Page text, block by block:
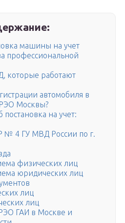
машины на учет
профессиональной
которые работают
автомобиля в
Москвы?
на учет:
4 ГУ МВД России по г.
физических лиц
юридических лиц
лиц
лиц
ГАИ в Москве и